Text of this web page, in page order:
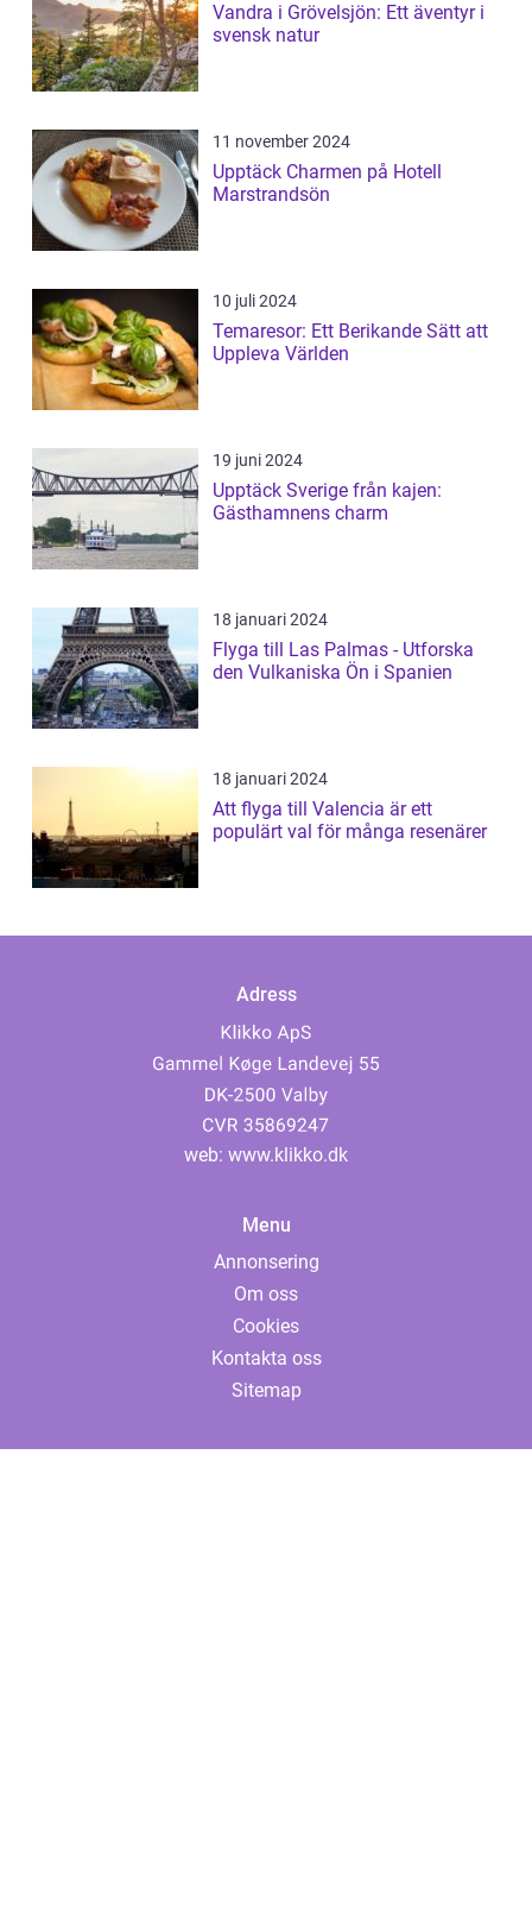
Vandra i Grövelsjön: Ett äventyr i
svensk natur
11 november 2024
Upptäck Charmen på Hotell
Marstrandsön
10 juli 2024
Temaresor: Ett Berikande Sätt att
Uppleva Världen
19 juni 2024
Upptäck Sverige från kajen:
Gästhamnens charm
18 januari 2024
Flyga till Las Palmas - Utforska
den Vulkaniska Ön i Spanien
18 januari 2024
Att flyga till Valencia är ett
populärt val för många resenärer
Adress
web: www.klikko.dk
Menu
Annonsering
Om oss
Cookies
Kontakta oss
Sitemap